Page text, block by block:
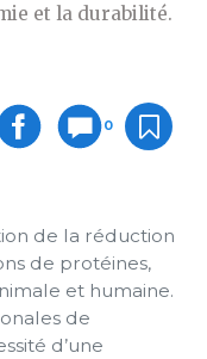
et la durabilité.
0
de la réduction
de protéines,
et humaine.
de
d’une